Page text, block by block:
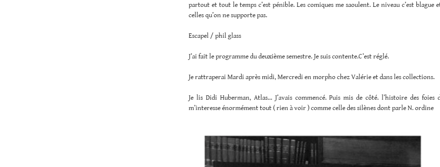
partout et tout le temps c’est pénible. Les comiques me saoulent. Le niveau c’est blague
celles qu’on ne supporte pas.
Escapel / phil glass
J’ai fait le programme du deuxième semestre. Je suis contente.C’est réglé.
Je rattraperai Mardi après midi, Mercredi en morpho chez Valérie et dans les collections.
Je lis Didi Huberman, Atlas… J’avais commencé. Puis mis de côté. l’histoire des foies
m’interesse énormément tout ( rien à voir ) comme celle des silènes dont parle N. ordine